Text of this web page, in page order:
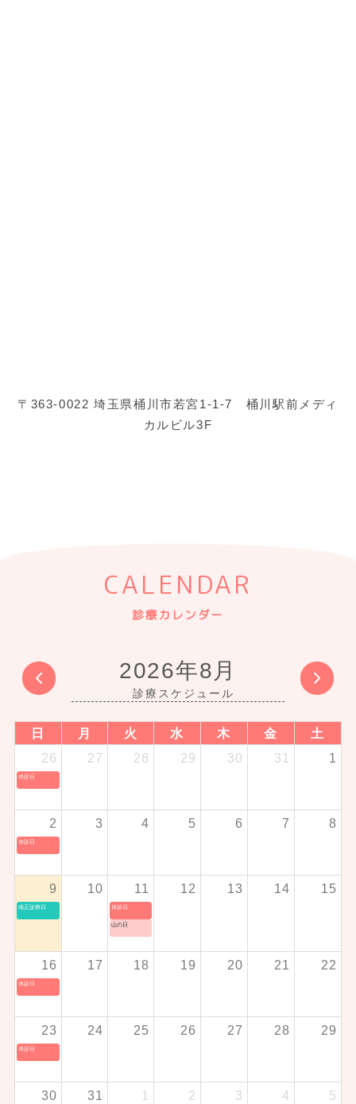
〒363-0022 埼玉県桶川市若宮1-1-7 桶川駅前メディ
カルビル3F
CALENDAR
診療カレンダー
2026年8月
日 月 火 水 木 金
土
26
休診日
27 28 29 30 31 1
2
休診日
3 4 5 6 7 8
9
矯正診療日
10 11
休診日
山の日
12 13 14 15
16
休診日
17 18 19 20 21 22
23
休診日
24 25 26 27 28 29
30 31 1 2 3 4 5